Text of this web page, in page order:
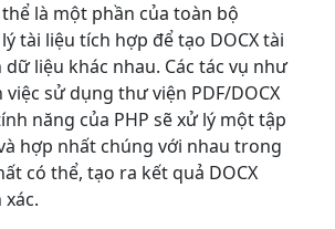
là một phần của toàn bộ
tài liệu tích hợp để tạo DOCX tài
liệu khác nhau. Các tác vụ như
sử dụng thư viện PDF/DOCX
năng của PHP sẽ xử lý một tập
hợp nhất chúng với nhau trong
có thể, tạo ra kết quả DOCX